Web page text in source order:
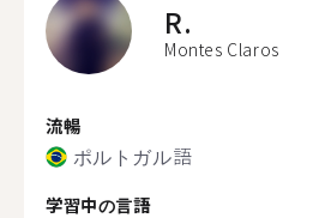
R.
Montes Claros
流暢
ポルトガル語
学習中の言語